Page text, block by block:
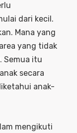
dari kecil.
Mana yang
yang tidak
Semua itu
secara
anak-
mengikuti